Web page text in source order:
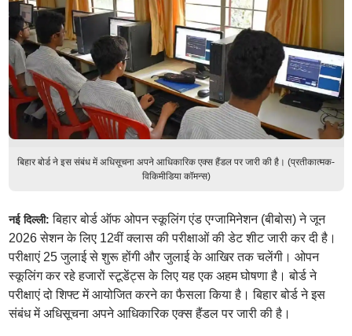
बिहार बोर्ड ने इस संबंध में अधिसूचना अपने आधिकारिक एक्स हैंडल पर जारी की है। (प्रतीकात्मक-
विकिमीडिया कॉमन्स)
नई दिल्ली:बिहार बोर्ड ऑफ ओपन स्कूलिंग एंड एग्जामिनेशन (बीबोस) ने जून
2026 सेशन के लिए 12वीं क्लास की परीक्षाओं की डेट शीट जारी कर दी है।
परीक्षाएं 25 जुलाई से शुरू होंगी और जुलाई के आखिर तक चलेंगी। ओपन
स्कूलिंग कर रहे हजारों स्टूडेंट्स के लिए यह एक अहम घोषणा है। बोर्ड ने
परीक्षाएं दो शिफ्ट में आयोजित करने का फैसला किया है। बिहार बोर्ड ने इस
संबंध में अधिसूचना अपने आधिकारिक एक्स हैंडल पर जारी की है।